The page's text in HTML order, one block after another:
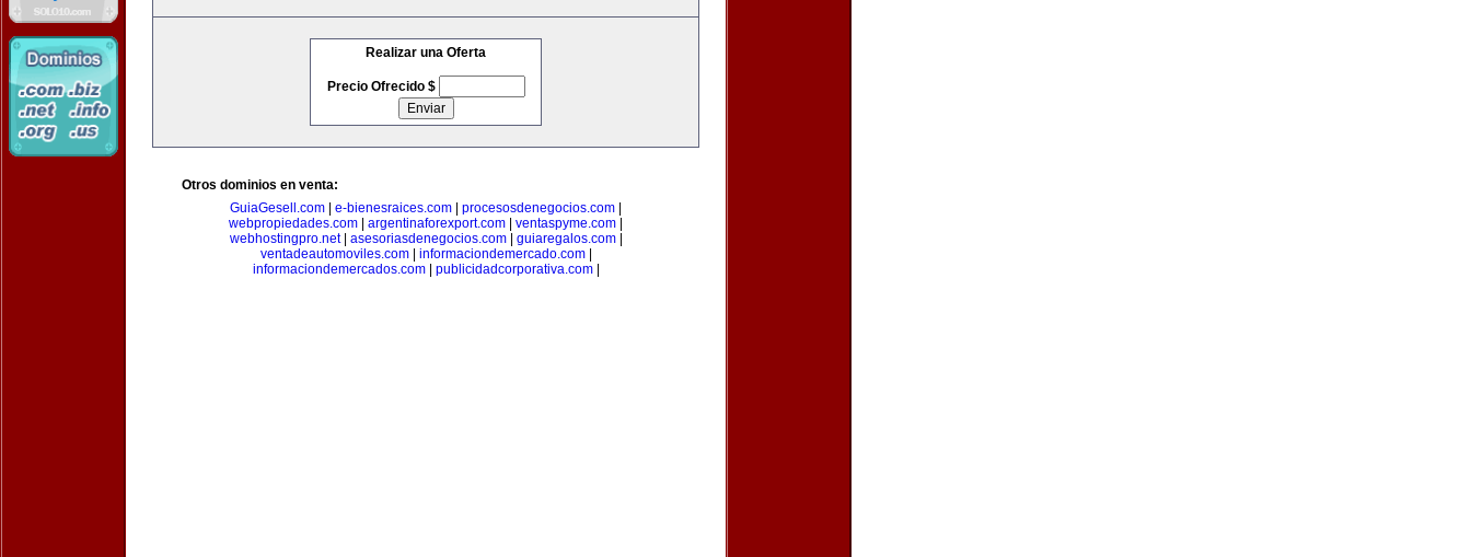
Realizar una Oferta
Precio Ofrecido $
Otros dominios en venta:
GuiaGesell.com
e-bienesraices.com procesosdenegocios.com
webpropiedades.com
argentinaforexport.com ventaspyme.com
webhostingpro.net| asesoriasdenegocios.com| guiaregalos.com|
ventadeautomoviles.com| informaciondemercado.com|
informaciondemercados.com| publicidadcorporativa.com|